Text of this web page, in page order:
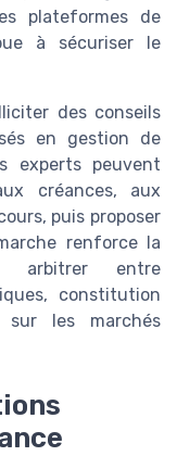
plateformes de
à sécuriser le
des conseils
en gestion de
experts peuvent
créances, aux
puis proposer
renforce la
arbitrer entre
constitution
sur les marchés